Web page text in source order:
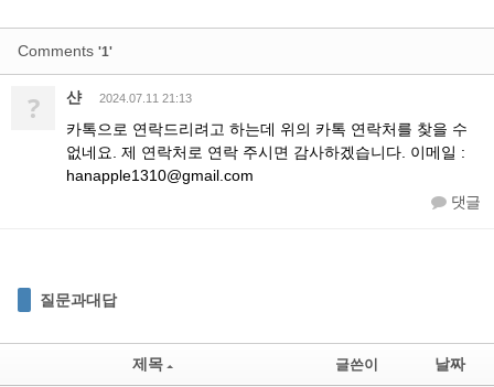
Comments '1'
? 샨 2024.07.11 21:13
카톡으로 연락드리려고 하는데 위의 카톡 연락처를 찾을 수
없네요. 제 연락처로 연락 주시면 감사하겠습니다. 이메일 :
hanapple1310@gmail.com
댓글
질문과대답
제목 글쓴이 날짜